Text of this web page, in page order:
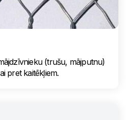
(trušu, mājputnu)
pret kaitēkļiem.